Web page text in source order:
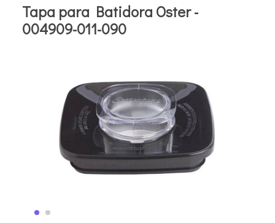
Tapa para Batidora Oster -
004909-011-090